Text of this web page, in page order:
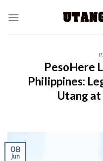
PesoHere
Philippines:
Utang
08
Jun